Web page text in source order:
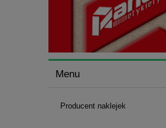
Menu
Producent naklejek